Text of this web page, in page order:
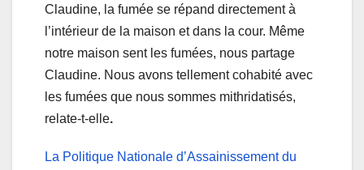
Claudine, la fumée se répand directement à
l’intérieur de la maison et dans la cour. Même
notre maison sent les fumées, nous partage
Claudine. Nous avons tellement cohabité avec
les fumées que nous sommes mithridatisés,
relate-t-elle.
La Politique Nationale d’Assainissement du